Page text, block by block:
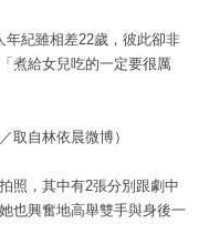
紀雖相差22歲，彼此卻非
煮給女兒吃的一定要很厲
取自林依晨微博）
照，其中有2張分別跟劇中
也興奮地高舉雙手與身後一